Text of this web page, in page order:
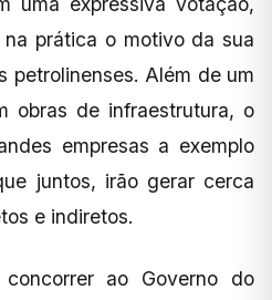
prática o motivo da sua
petrolinenses. Além de um
obras de infraestrutura, o
empresas a exemplo
juntos, irão gerar cerca
e indiretos.
ao Governo do